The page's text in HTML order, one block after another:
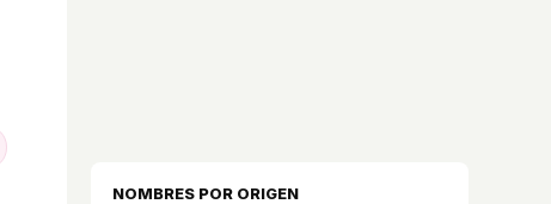
NOMBRES POR ORIGEN